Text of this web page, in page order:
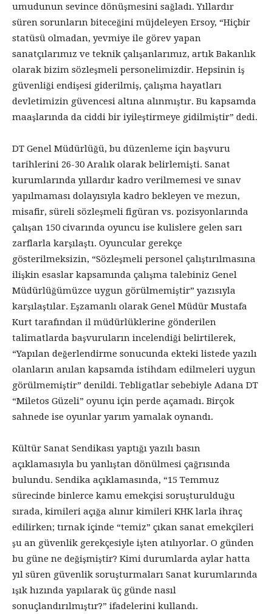
umudunun sevince dönüşmesini sağladı. Yıllardır
süren sorunların biteceğini müjdeleyen Ersoy, “Hiçbir
statüsü olmadan, yevmiye ile görev yapan
sanatçılarımız ve teknik çalışanlarımız, artık Bakanlık
olarak bizim sözleşmeli personelimizdir. Hepsinin iş
güvenliği endişesi giderilmiş, çalışma hayatları
devletimizin güvencesi altına alınmıştır. Bu kapsamda
maaşlarında da ciddi bir iyileştirmeye gidilmiştir” dedi.
DT Genel Müdürlüğü, bu düzenleme için başvuru
tarihlerini 26-30 Aralık olarak belirlemişti. Sanat
kurumlarında yıllardır kadro verilmemesi ve sınav
yapılmaması dolayısıyla kadro bekleyen ve mezun,
misafir, süreli sözleşmeli figüran vs. pozisyonlarında
çalışan 150 civarında oyuncu ise kulislere gelen sarı
zarflarla karşılaştı. Oyuncular gerekçe
gösterilmeksizin, “Sözleşmeli personel çalıştırılmasına
ilişkin esaslar kapsamında çalışma talebiniz Genel
Müdürlüğümüzce uygun görülmemiştir” yazısıyla
karşılaştılar. Eşzamanlı olarak Genel Müdür Mustafa
Kurt tarafından il müdürlüklerine gönderilen
talimatlarda başvuruların incelendiği belirtilerek,
“Yapılan değerlendirme sonucunda ekteki listede yazılı
olanların anılan kapsamda istihdam edilmeleri uygun
görülmemiştir” denildi. Tebligatlar sebebiyle Adana DT
“Miletos Güzeli” oyunu için perde açamadı. Birçok
sahnede ise oyunlar yarım yamalak oynandı.
Kültür Sanat Sendikası yaptığı yazılı basın
açıklamasıyla bu yanlıştan dönülmesi çağrısında
bulundu. Sendika açıklamasında, “15 Temmuz
sürecinde binlerce kamu emekçisi soruşturulduğu
sırada, kimileri açığa alınır kimileri KHK larla ihraç
edilirken; tırnak içinde “temiz” çıkan sanat emekçileri
şu an güvenlik gerekçesiyle işten atılıyorlar. O günden
bu güne ne değişmiştir? Kimi durumlarda aylar hatta
yıl süren güvenlik soruşturmaları Sanat kurumlarında
ışık hızında yapılarak üç günde nasıl
sonuçlandırılmıştır?” ifadelerini kullandı.